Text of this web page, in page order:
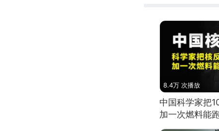
8.4万 次播放
中国科学家把
加一次燃料能